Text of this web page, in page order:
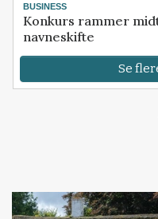
BUSINESS
Konkurs rammer
navneskifte
Se